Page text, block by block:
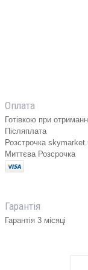
Оплата
Готівкою при
Післяплата
Розстрочка
Миттєва Розсрочка
Гарантія
Гарантія 3 місяці